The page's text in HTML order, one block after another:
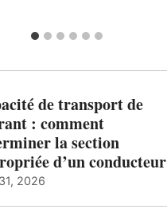
de transport de
: comment
la section
d’un conducteur
2026